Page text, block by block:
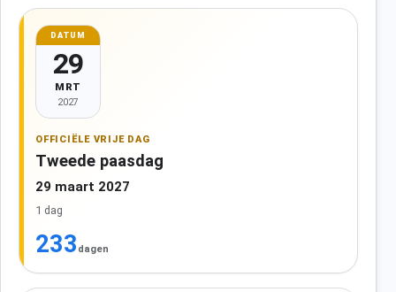
DATUM
29
MRT
2027
OFFICIËLE VRIJE DAG
Tweede paasdag
29 maart 2027
1 dag
233 dagen